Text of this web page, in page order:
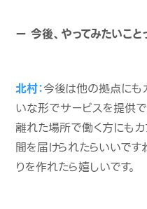
ー 今後、やってみたいこと
北村：今後は他の拠点にも
いな形でサービスを提供で
離れた場所で働く方にも
間を届けられたらいいです
りを作れたら嬉しいです。